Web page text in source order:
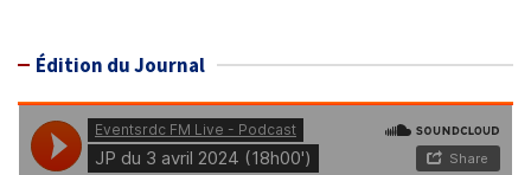
Édition du Journal